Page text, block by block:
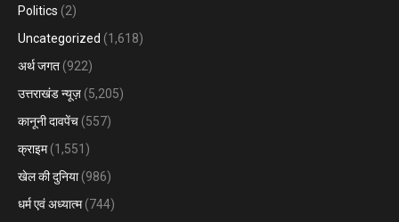
Politics (2)
Uncategorized (1,618)
अर्थ जगत (922)
उत्तराखंड न्यूज़ (5,205)
कानूनी दावपेंच (557)
क्राइम(1,551)
खेल की दुनिया(986)
धर्म एवं अध्यात्म(744)